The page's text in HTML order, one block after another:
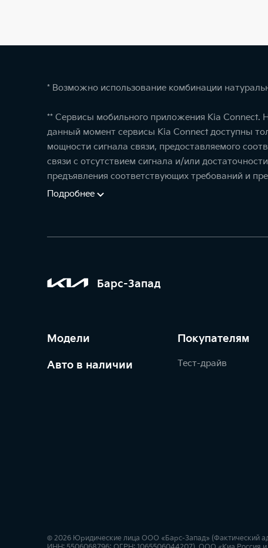
* Возможно использование комбинации
** Сервисы мобильного приложения Kia Connect.
данный момент сервисы Kia Connect доступны
мощности сигнала связи, предоставляемого
связи с отсутствием сигнала и/или
предъявления соответствующих требований и
Подробнее
Барс-Запад
Модели
Авто в наличии
Покупателям
Тест-драйв
© 2026 Юридические лица ООО «Барс-Запад» (Фактический